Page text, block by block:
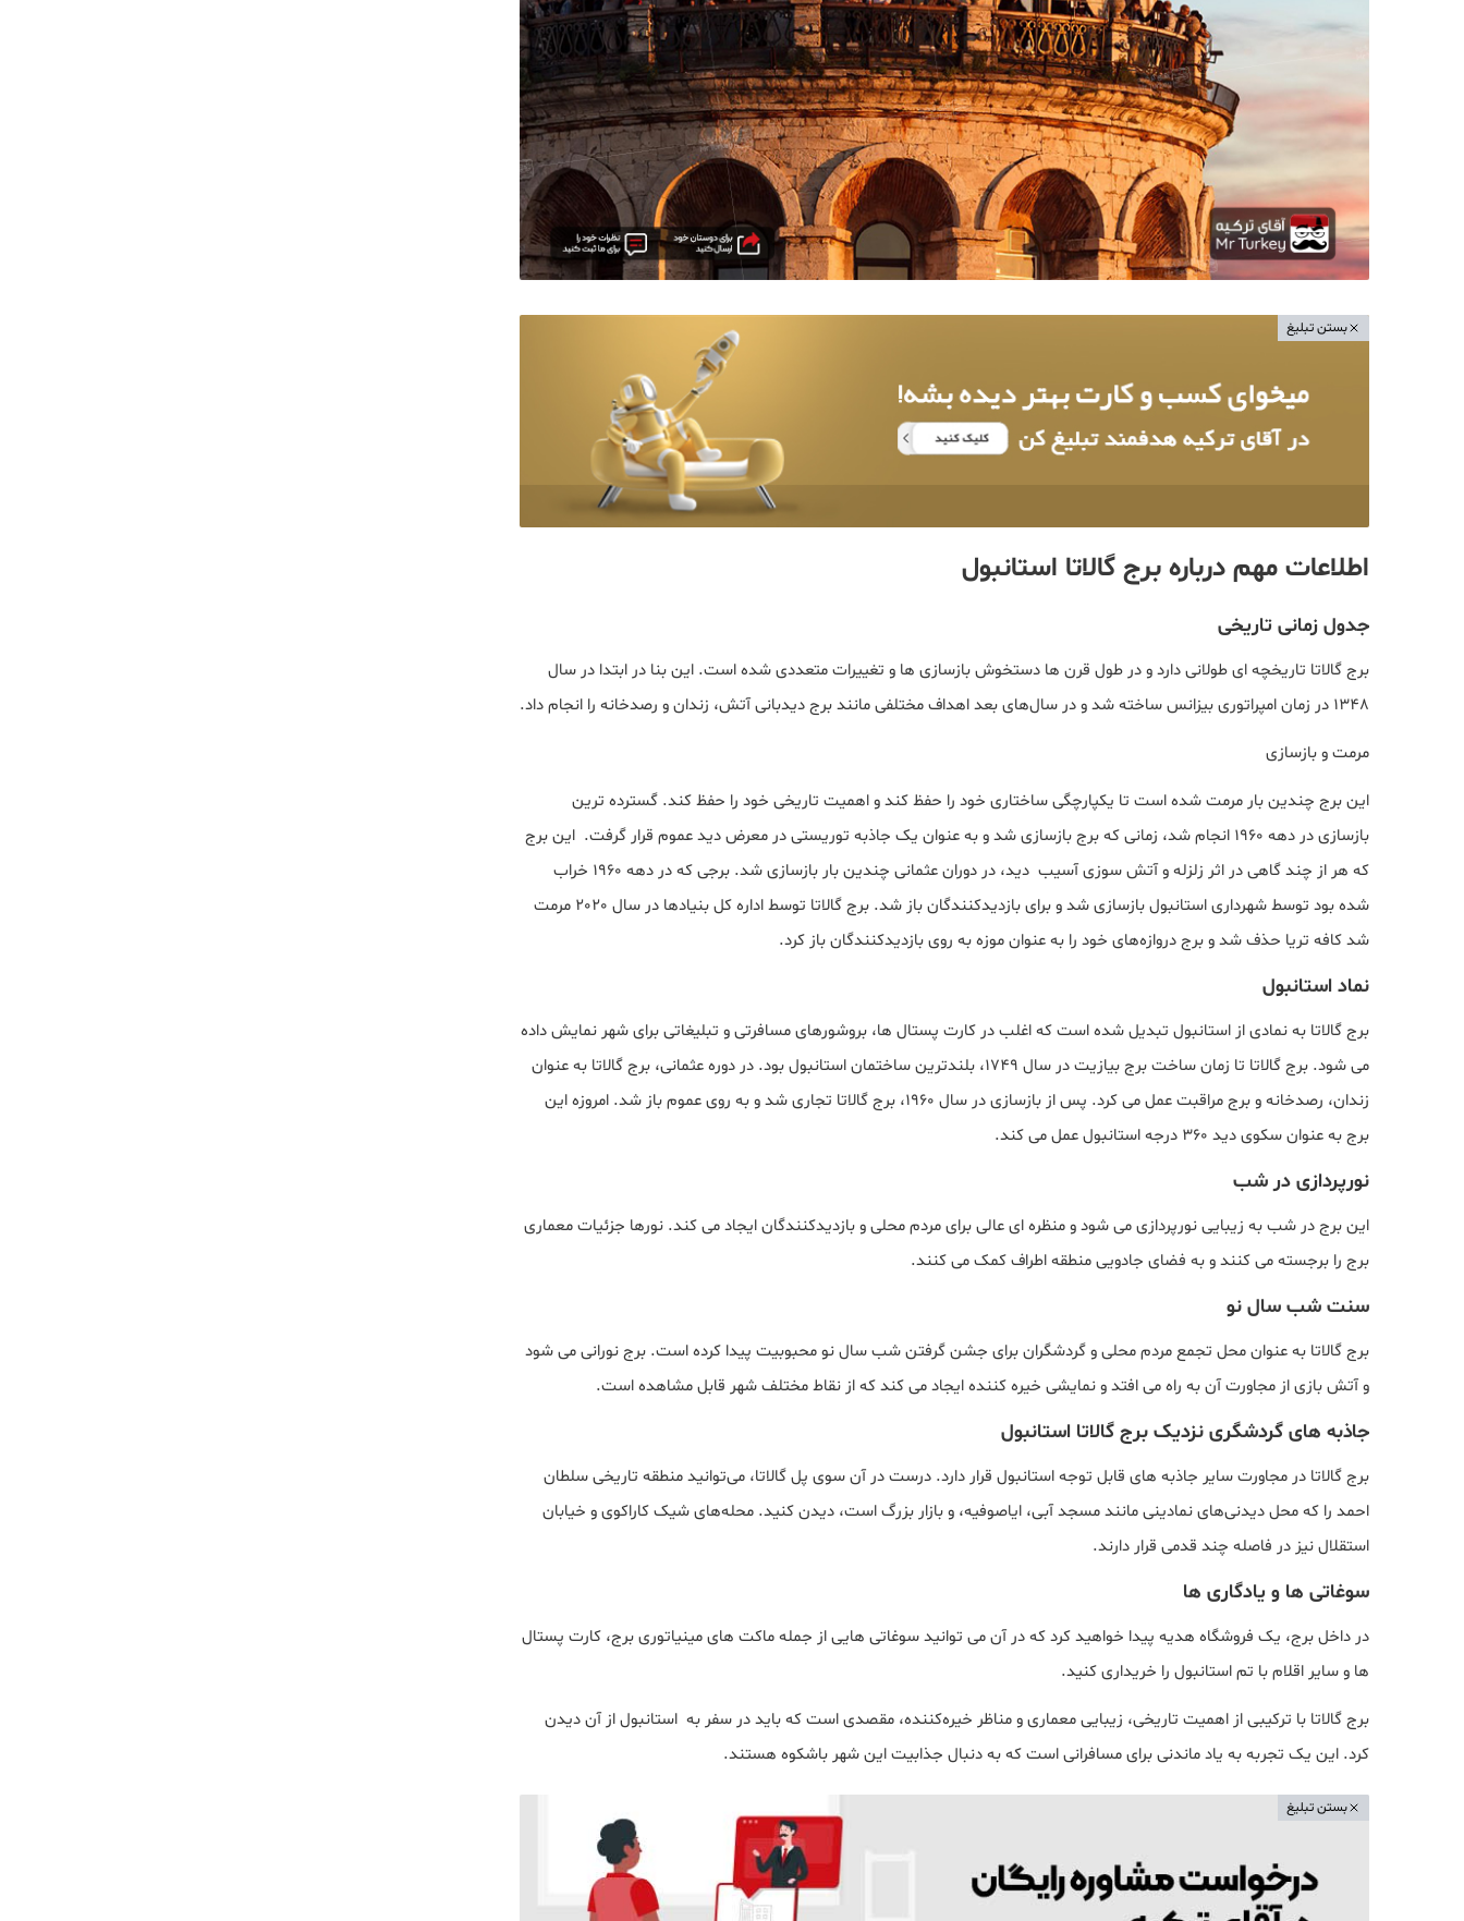
بستن تبلیغ
اطلاعات مهم درباره برج گالاتا استانبول
جدول زمانی تاریخی
برج گالاتا تاریخچه ای طولانی دارد و در طول قرن ها دستخوش بازسازی ها و تغییرات متعددی شده است. این بنا در ابتدا در سال
1348 در زمان امپراتوری بیزانس ساخته شد و در سال‌های بعد اهداف مختلفی مانند برج دیدبانی آتش، زندان و رصدخانه را انجام داد.
مرمت و بازسازی
این برج چندین بار مرمت شده است تا یکپارچگی ساختاری خود را حفظ کند و اهمیت تاریخی خود را حفظ کند. گسترده ترین
بازسازی در دهه 1960 انجام شد، زمانی که برج بازسازی شد و به عنوان یک جاذبه توریستی در معرض دید عموم قرار گرفت. این برج
که هر از چند گاهی در اثر زلزله و آتش سوزی آسیب دید، در دوران عثمانی چندین بار بازسازی شد. برجی که در دهه 1960 خراب
شده بود توسط شهرداری استانبول بازسازی شد و برای بازدیدکنندگان باز شد. برج گالاتا توسط اداره کل بنیادها در سال 2020 مرمت
شد کافه تریا حذف شد و برج دروازه‌های خود را به عنوان موزه به روی بازدیدکنندگان باز کرد.
نماد استانبول
برج گالاتا به نمادی از استانبول تبدیل شده است که اغلب در کارت پستال ها، بروشورهای مسافرتی و تبلیغاتی برای شهر نمایش داده
می شود. برج گالاتا تا زمان ساخت برج بیازیت در سال 1749، بلندترین ساختمان استانبول بود. در دوره عثمانی، برج گالاتا به عنوان
زندان، رصدخانه و برج مراقبت عمل می کرد. پس از بازسازی در سال 1960، برج گالاتا تجاری شد و به روی عموم باز شد. امروزه این
برج به عنوان سکوی دید 360 درجه استانبول عمل می کند.
نورپردازی در شب
این برج در شب به زیبایی نورپردازی می شود و منظره ای عالی برای مردم محلی و بازدیدکنندگان ایجاد می کند. نورها جزئیات معماری
برج را برجسته می کنند و به فضای جادویی منطقه اطراف کمک می کنند.
سنت شب سال نو
برج گالاتا به عنوان محل تجمع مردم محلی و گردشگران برای جشن گرفتن شب سال نو محبوبیت پیدا کرده است. برج نورانی می شود
و آتش بازی از مجاورت آن به راه می افتد و نمایشی خیره کننده ایجاد می کند که از نقاط مختلف شهر قابل مشاهده است.
جاذبه های گردشگری نزدیک برج گالاتا استانبول
برج گالاتا در مجاورت سایر جاذبه های قابل توجه استانبول قرار دارد. درست در آن سوی پل گالاتا، می‌توانید منطقه تاریخی سلطان
احمد را که محل دیدنی‌های نمادینی مانند مسجد آبی، ایاصوفیه، و بازار بزرگ است، دیدن کنید. محله‌های شیک کاراکوی و خیابان
استقلال نیز در فاصله چند قدمی قرار دارند.
سوغاتی ها و یادگاری ها
در داخل برج، یک فروشگاه هدیه پیدا خواهید کرد که در آن می توانید سوغاتی هایی از جمله ماکت های مینیاتوری برج، کارت پستال
ها و سایر اقلام با تم استانبول را خریداری کنید.
برج گالاتا با ترکیبی از اهمیت تاریخی، زیبایی معماری و مناظر خیره‌کننده، مقصدی است که باید در سفر به استانبول از آن دیدن
کرد. این یک تجربه به یاد ماندنی برای مسافرانی است که به دنبال جذابیت این شهر باشکوه هستند.
بستن تبلیغ